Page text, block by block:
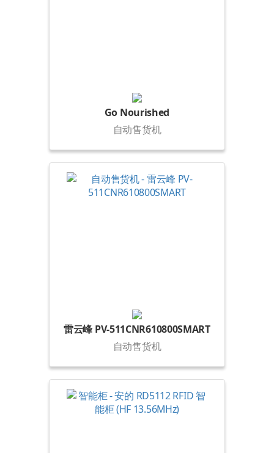
Go Nourished
自动售货机
雷云峰 PV-511CNR610800SMART
自动售货机